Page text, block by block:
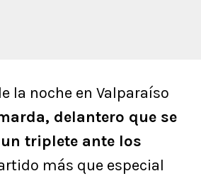
la noche en Valparaíso
delantero que se
triplete ante los
más que especial